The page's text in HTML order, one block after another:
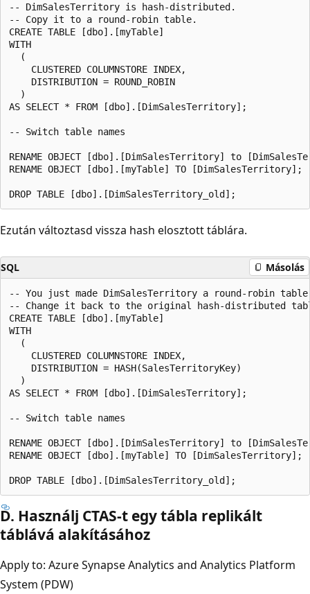
-- DimSalesTerritory is hash-distributed.
-- Copy it to a round-robin table.
CREATE TABLE [dbo].[myTable]
WITH
  (
    CLUSTERED COLUMNSTORE INDEX,
    DISTRIBUTION = ROUND_ROBIN
  )
AS SELECT * FROM [dbo].[DimSalesTerritory];
-- Switch table names
RENAME OBJECT [dbo].[DimSalesTerritory] to
RENAME OBJECT [dbo].[myTable] TO [DimSalesTerritory];
Ezután változtasd vissza hash elosztott táblára.
SQL Másolás
-- You just made DimSalesTerritory a round-robin
-- Change it back to the original hash-distributed
CREATE TABLE [dbo].[myTable]
WITH
  (
    CLUSTERED COLUMNSTORE INDEX,
    DISTRIBUTION = HASH(SalesTerritoryKey)
  )
AS SELECT * FROM [dbo].[DimSalesTerritory];
-- Switch table names
RENAME OBJECT [dbo].[DimSalesTerritory] to
RENAME OBJECT [dbo].[myTable] TO [DimSalesTerritory];
D. Használj CTAS-t egy tábla replikált
táblává alakításához
Apply to: Azure Synapse Analytics and Analytics Platform
System (PDW)